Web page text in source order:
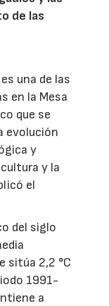
de las
una de las
en la Mesa
que se
evolución
y
y la
el
del siglo
sitúa 2,2 °C
1991-
a